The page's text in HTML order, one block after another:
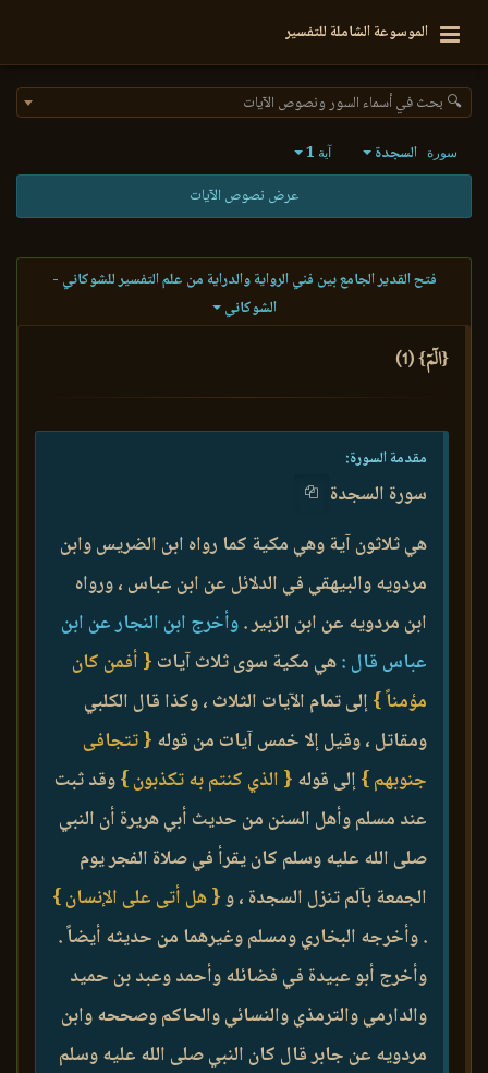
الموسوعة الشاملة للتفسير
🔍 بحث في أسماء السور ونصوص الآيات
سورة السجدة آية 1
عرض نصوص الآيات
فتح القدير الجامع بين فني الرواية والدراية من علم التفسير للشوكاني -
الشوكاني
{الٓمٓ} (1)
مقدمة السورة:
سورة السجدة
هي ثلاثون آية وهي مكية كما رواه ابن الضريس وابن
مردويه والبيهقي في الدلائل عن ابن عباس ، ورواه
ابن مردويه عن ابن الزبير .وأخرج ابن النجار عن ابن
عباس قال :هي مكية سوى ثلاث آيات { أفمن كان
مؤمناً }إلى تمام الآيات الثلاث ، وكذا قال الكلبي
ومقاتل ، وقيل إلا خمس آيات من قوله { تتجافى
جنوبهم }إلى قوله { الذي كنتم به تكذبون }وقد ثبت
عند مسلم وأهل السنن من حديث أبي هريرة أن النبي
صلى الله عليه وسلم كان يقرأ في صلاة الفجر يوم
الجمعة بآلم تنزل السجدة ، و{ هل أتى على الإنسان }
. وأخرجه البخاري ومسلم وغيرهما من حديثه أيضاً .
وأخرج أبو عبيدة في فضائله وأحمد وعبد بن حميد
والدارمي والترمذي والنسائي والحاكم وصححه وابن
مردويه عن جابر قال كان النبي صلى الله عليه وسلم